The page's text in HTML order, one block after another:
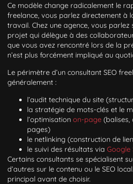
Ce modèle change radicalement le
freelance, vous parlez directement à
travail. Chez une agence, vous parlez
projet qui délègue à des
que vous avez rencontré lors de la
n’est plus forcément impliqué au
Le périmètre d’un consultant SEO
généralement :
l’audit technique du site
la stratégie de mots-clés et le
l’optimisation on-page (balises,
pages)
le netlinking (construction de
le suivi des résultats via Google
Certains consultants se spécialisent
d’autres sur le contenu ou le SEO
principal avant de choisir.